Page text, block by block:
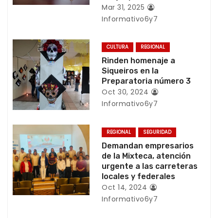
d
e
e
n
t
r
a
d
Mar 31, 2025
Informativo6y7
CULTURA REGIONAL
Rinden homenaje a
Siqueiros en la
Preparatoria número 3
Oct 30, 2024
Informativo6y7
REGIONAL SEGURIDAD
Demandan empresarios
de la Mixteca, atención
urgente a las carreteras
locales y federales
Oct 14, 2024
Informativo6y7